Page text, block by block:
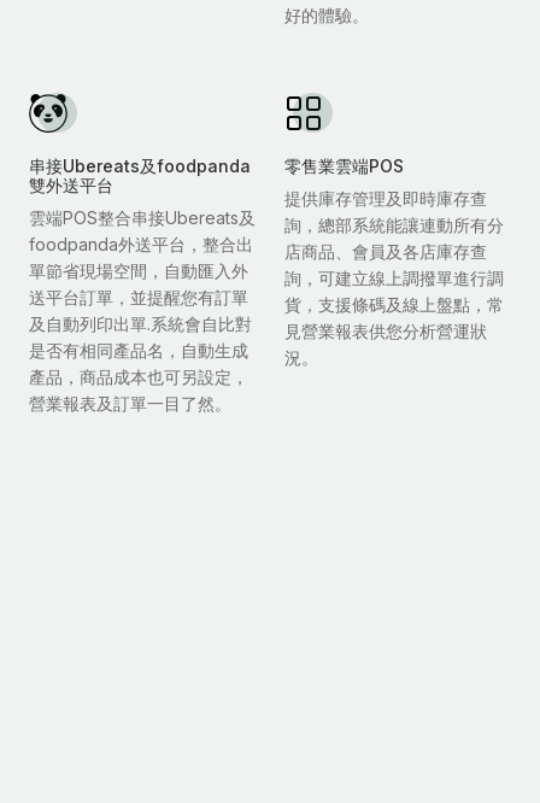
好的體驗。
串接Ubereats及foodpanda
雙外送平台
雲端POS整合串接Ubereats及
foodpanda外送平台，整合出
單節省現場空間，自動匯入外
送平台訂單，並提醒您有訂單
及自動列印出單.系統會自比對
是否有相同產品名，自動生成
產品，商品成本也可另設定，
營業報表及訂單一目了然。
零售業雲端POS
提供庫存管理及即時庫存查
詢，總部系統能讓連動所有分
店商品、會員及各店庫存查
詢，可建立線上調撥單進行調
貨，支援條碼及線上盤點，常
見營業報表供您分析營運狀
況。